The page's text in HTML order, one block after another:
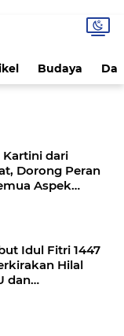
Budaya
Kartini dari
Dorong Peran
Aspek
Idul Fitri 1447
Hilal
dan
Rayakan